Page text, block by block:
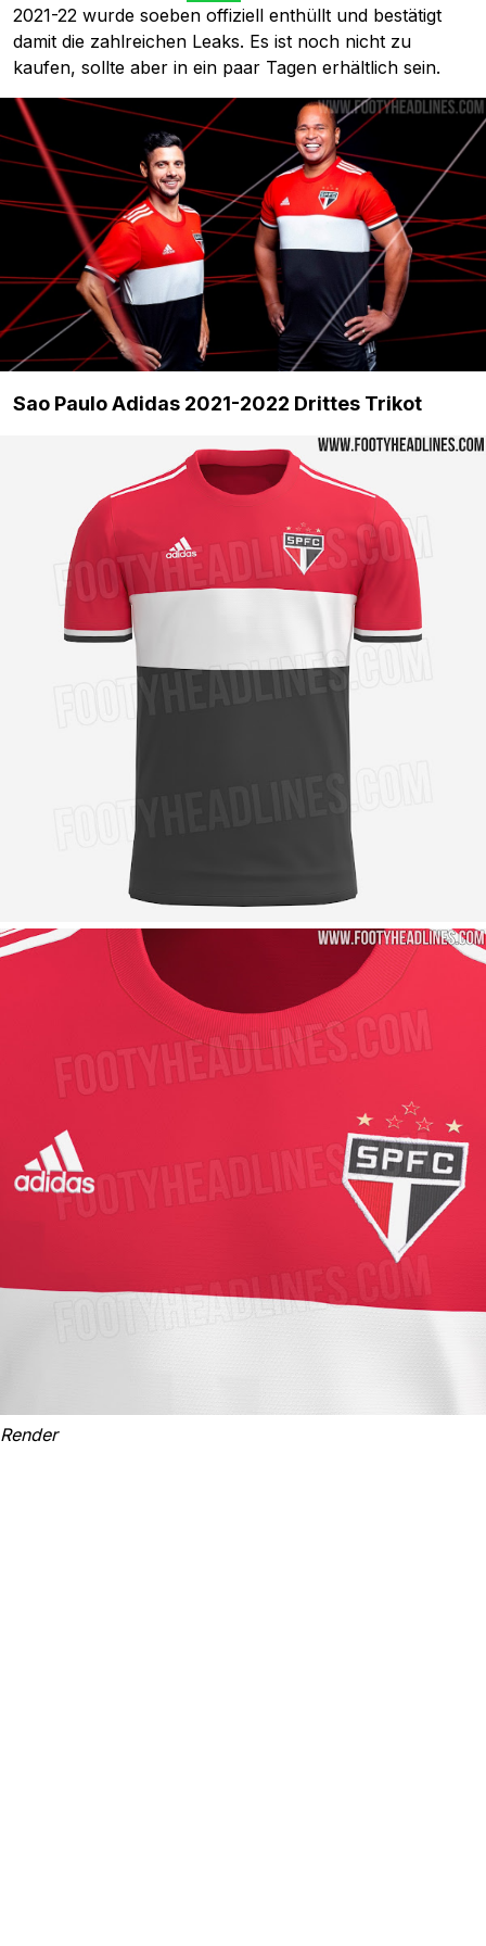
2021-22 wurde soeben offiziell enthüllt und bestätigt
damit die zahlreichen Leaks. Es ist noch nicht zu
kaufen, sollte aber in ein paar Tagen erhältlich sein.
Sao Paulo Adidas 2021-2022 Drittes Trikot
Render